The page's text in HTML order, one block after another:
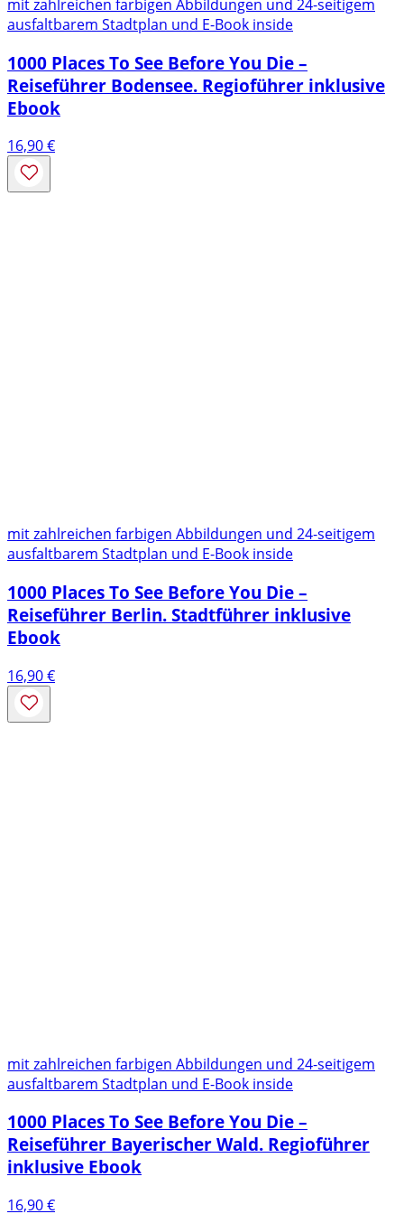
mit zahlreichen farbigen Abbildungen und 24-seitigem
ausfaltbarem Stadtplan und E-Book inside
1000 Places To See Before You Die –
Reiseführer Bodensee. Regioführer inklusive
Ebook
16,90€
mit zahlreichen farbigen Abbildungen und 24-seitigem
ausfaltbarem Stadtplan und E-Book inside
1000 Places To See Before You Die –
Reiseführer Berlin. Stadtführer inklusive
Ebook
16,90€
mit zahlreichen farbigen Abbildungen und 24-seitigem
ausfaltbarem Stadtplan und E-Book inside
1000 Places To See Before You Die –
Reiseführer Bayerischer Wald. Regioführer
inklusive Ebook
16,90€